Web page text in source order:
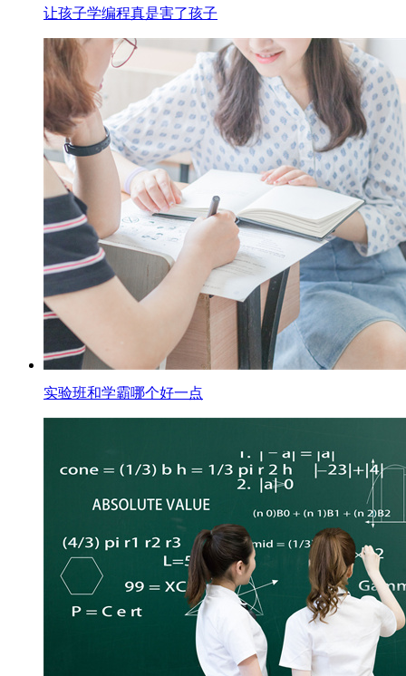
让孩子学编程真是害了孩子
实验班和学霸哪个好一点